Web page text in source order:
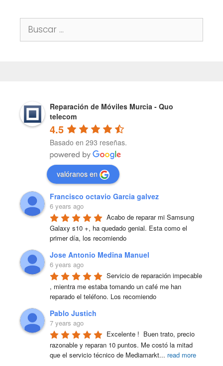
Buscar:
Reparación de Móviles Murcia - Quo
telecom
4.5
Basado en 293 reseñas.
valóranos en
Francisco octavio Garcia galvez
6 years ago
Acabo de reparar mi Samsung
Galaxy s10 +, ha quedado genial. Esta como el
primer día, los recomiendo
Jose Antonio Medina Manuel
6 years ago
Servicio de reparación impecable
, mientra me estaba tomando un café me han
reparado el teléfono. Los recomiendo
Pablo Justich
7 years ago
Excelente !  Buen trato, precio
razonable y reparan 10 puntos. Me costó la mitad
que el servicio técnico de Mediamarkt... read more